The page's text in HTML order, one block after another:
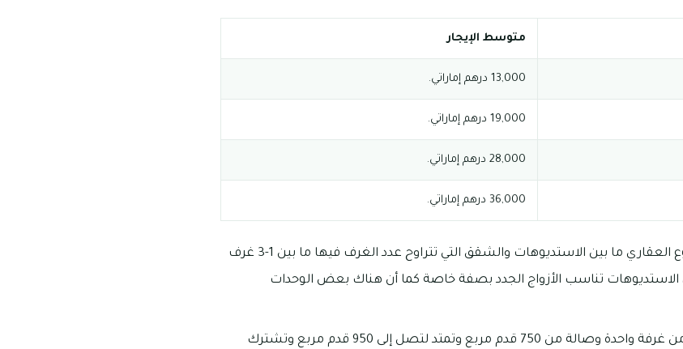
متوسط الإيجار
13,000 درهم إماراتي.
19,000 درهم إماراتي.
28,000 درهم إماراتي.
36,000 درهم إماراتي.
يتميز شارع الملك فيصل بالتنوع العقاري ما بين الاستديوهات والشقق التي تتراوح عدد الغرف فيها ما بين 1-3 غرف
الاستديوهات تناسب الأزواج الجدد بصفة خاصة كما أن هناك بعض الوحدات
تبدأ مساحات الشقق المكونة من غرفة واحدة وصالة من 750 قدم مربع وتمتد لتصل إلى 950 قدم مربع وتشترك